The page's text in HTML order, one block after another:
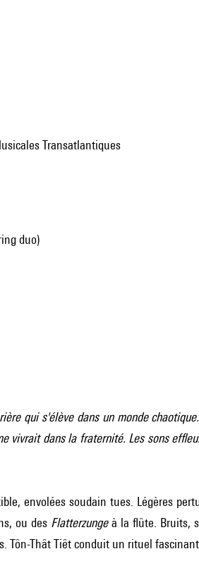
Transatlantiques
duo)
qui s'élève dans un monde
vivrait dans la fraternité. Les sons
envolées soudain tues. Légères
ou des Flatterzungeà la flûte. Bruits,
Tôn-Thât Tiêt conduit un rituel